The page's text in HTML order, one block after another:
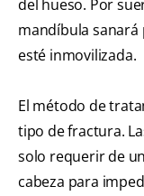
del hueso. Por
mandíbula sanará
esté inmovilizada.
El método de
tipo de fractura.
solo requerir de
cabeza para